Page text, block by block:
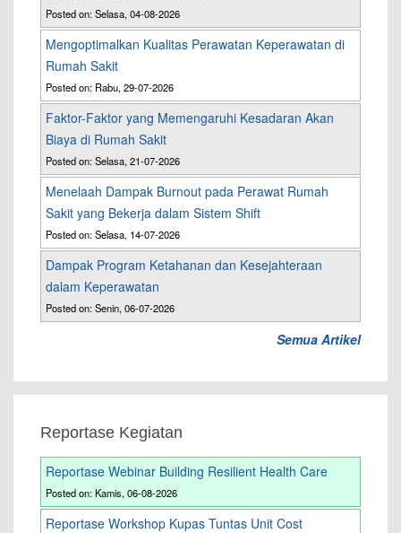
Posted on: Selasa, 04-08-2026
Mengoptimalkan Kualitas Perawatan Keperawatan di
Rumah Sakit
Posted on: Rabu, 29-07-2026
Faktor-Faktor yang Memengaruhi Kesadaran Akan
Biaya di Rumah Sakit
Posted on: Selasa, 21-07-2026
Menelaah Dampak Burnout pada Perawat Rumah
Sakit yang Bekerja dalam Sistem Shift
Posted on: Selasa, 14-07-2026
Dampak Program Ketahanan dan Kesejahteraan
dalam Keperawatan
Posted on: Senin, 06-07-2026
Semua Artikel
Reportase Kegiatan
Reportase Webinar Building Resilient Health Care
Posted on: Kamis, 06-08-2026
Reportase Workshop Kupas Tuntas Unit Cost